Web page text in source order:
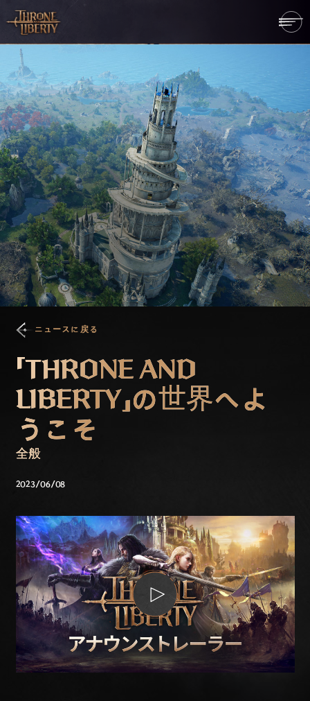
ニュースに戻る
「THRONE AND
LIBERTY」の世界へよ
うこそ
全般
2023/06/08